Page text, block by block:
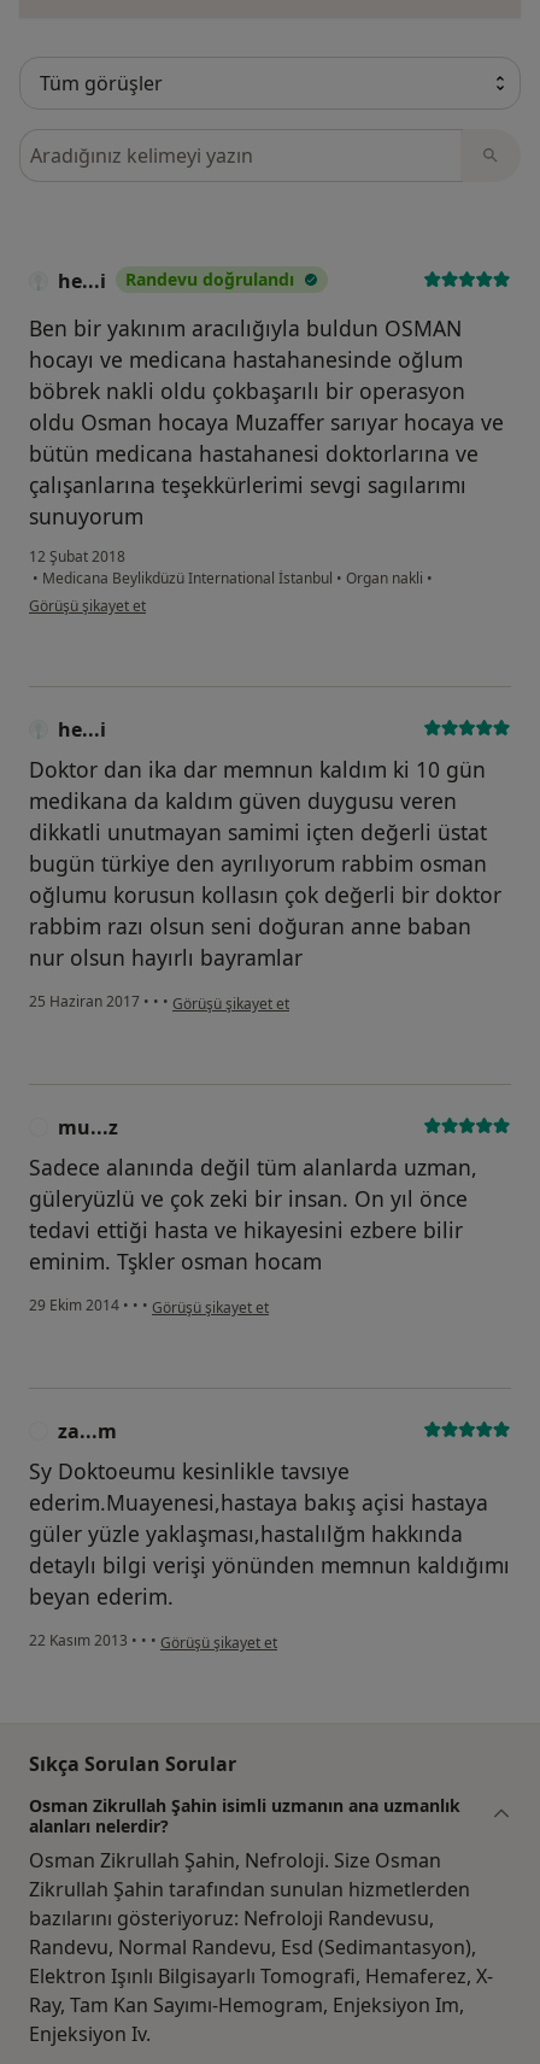
Görüşler içerisinde ara
he...i Randevu doğrulandı
Ben bir yakınım aracılığıyla buldun OSMAN
hocayı ve medicana hastahanesinde oğlum
böbrek nakli oldu çokbaşarılı bir operasyon
oldu Osman hocaya Muzaffer sarıyar hocaya ve
bütün medicana hastahanesi doktorlarına ve
çalışanlarına teşekkürlerimi sevgi sagılarımı
sunuyorum
12 Şubat 2018
• Medicana Beylikdüzü International İstanbul • Organ nakli •
kullanıcının görüşüne göre he...i
Görüşü şikayet et
he...i
Doktor dan ika dar memnun kaldım ki 10 gün
medikana da kaldım güven duygusu veren
dikkatli unutmayan samimi içten değerli üstat
bugün türkiye den ayrılıyorum rabbim osman
oğlumu korusun kollasın çok değerli bir doktor
rabbim razı olsun seni doğuran anne baban
nur olsun hayırlı bayramlar
25 Haziran 2017 • • • kullanıcının görüşüne göre he...i
Görüşü şikayet et
mu...z
Sadece alanında değil tüm alanlarda uzman,
güleryüzlü ve çok zeki bir insan. On yıl önce
tedavi ettiği hasta ve hikayesini ezbere bilir
eminim. Tşkler osman hocam
29 Ekim 2014 • • • kullanıcının görüşüne göre mu...z
Görüşü şikayet et
za...m
Sy Doktoeumu kesinlikle tavsıye
ederim.Muayenesi,hastaya bakış açisi hastaya
güler yüzle yaklaşması,hastalılğm hakkında
detaylı bilgi verişi yönünden memnun kaldığımı
beyan ederim.
22 Kasım 2013 • • • kullanıcının görüşüne göre za...m
Görüşü şikayet et
Sıkça Sorulan Sorular
Osman Zikrullah Şahin isimli uzmanın ana uzmanlık
alanları nelerdir?
Osman Zikrullah Şahin, Nefroloji. Size Osman
Zikrullah Şahin tarafından sunulan hizmetlerden
bazılarını gösteriyoruz: Nefroloji Randevusu,
Randevu, Normal Randevu, Esd (Sedimantasyon),
Elektron Işınlı Bilgisayarlı Tomografi, Hemaferez, X-
Ray, Tam Kan Sayımı-Hemogram, Enjeksiyon Im,
Enjeksiyon Iv.